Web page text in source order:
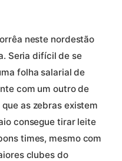
neste nordestão
Seria difícil de se
folha salarial de
com um outro de
as zebras existem
consegue tirar leite
times, mesmo com
clubes do